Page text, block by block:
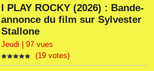
I PLAY ROCKY (2026) : Bande-
annonce du film sur Sylvester
Stallone
Jeudi | 97 vues
(19 votes)